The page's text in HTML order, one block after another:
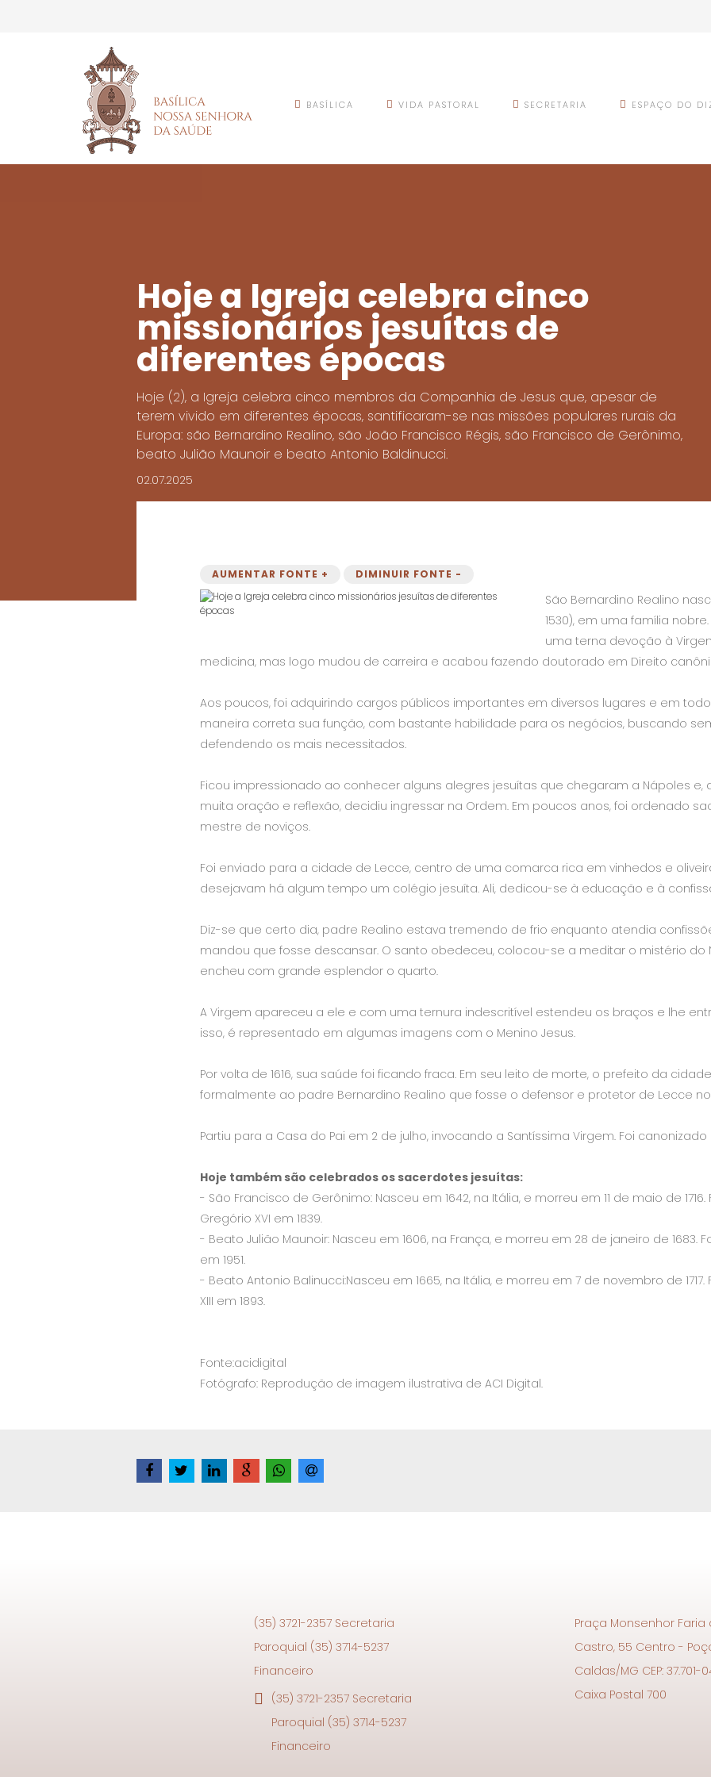
BASÍLICA VIDA PASTORAL SECRETARIA ESPAÇO DO
Hoje a Igreja celebra cinco
missionários jesuítas de
diferentes épocas
Hoje (2), a Igreja celebra cinco membros da Companhia de Jesus que, apesar de
terem vivido em diferentes épocas, santificaram-se nas missões populares rurais da
Europa: são Bernardino Realino, são João Francisco Régis, são Francisco de Gerônimo,
beato Julião Maunoir e beato Antonio Baldinucci.
02.07.2025
AUMENTAR FONTE + DIMINUIR FONTE -
São Bernardino Realino
1530), em uma família
uma terna devoção à
medicina, mas logo mudou de carreira e acabou fazendo doutorado em Direito
Aos poucos, foi adquirindo cargos públicos importantes em diversos lugares e em
maneira correta sua função, com bastante habilidade para os negócios, buscando
defendendo os mais necessitados.
Ficou impressionado ao conhecer alguns alegres jesuítas que chegaram a Nápoles
muita oração e reflexão, decidiu ingressar na Ordem. Em poucos anos, foi ordenado
mestre de noviços.
Foi enviado para a cidade de Lecce, centro de uma comarca rica em vinhedos e
desejavam há algum tempo um colégio jesuíta. Ali, dedicou-se à educação e à
Diz-se que certo dia, padre Realino estava tremendo de frio enquanto atendia
mandou que fosse descansar. O santo obedeceu, colocou-se a meditar o mistério do
encheu com grande esplendor o quarto.
A Virgem apareceu a ele e com uma ternura indescritível estendeu os braços e lhe
isso, é representado em algumas imagens com o Menino Jesus.
Por volta de 1616, sua saúde foi ficando fraca. Em seu leito de morte, o prefeito da
formalmente ao padre Bernardino Realino que fosse o defensor e protetor de Lecce
Partiu para a Casa do Pai em 2 de julho, invocando a Santíssima Virgem. Foi canonizado
Hoje também são celebrados os sacerdotes jesuítas:
- São Francisco de Gerônimo: Nasceu em 1642, na Itália, e morreu em 11 de maio de
Gregório XVI em 1839.
- Beato Julião Maunoir: Nasceu em 1606, na França, e morreu em 28 de janeiro de 1683.
em 1951.
- Beato Antonio Balinucci:Nasceu em 1665, na Itália, e morreu em 7 de novembro de
XIII em 1893.
Fonte:acidigital
Fotógrafo: Reprodução de imagem ilustrativa de ACI Digital.
(35) 3721-2357 Secretaria
Paroquial (35) 3714-5237
Financeiro
(35) 3721-2357 Secretaria
Paroquial (35) 3714-5237
Financeiro
Praça Monsenhor Faria
Castro, 55 Centro -
Caldas/MG CEP: 37.701-
Caixa Postal 700